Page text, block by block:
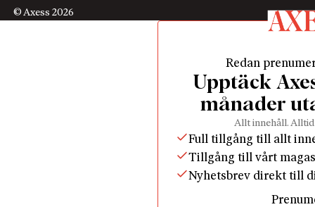
© Axess 2026
Redan
Upptäck
månader
Allt innehåll.
Full tillgång till allt
Tillgång till vårt
Nyhetsbrev direkt till